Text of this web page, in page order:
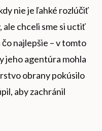
nie je ľahké rozlúčiť
ale chceli sme si uctiť
najlepšie – v tomto
jeho agentúra mohla
obrany pokúsilo
aby zachránil